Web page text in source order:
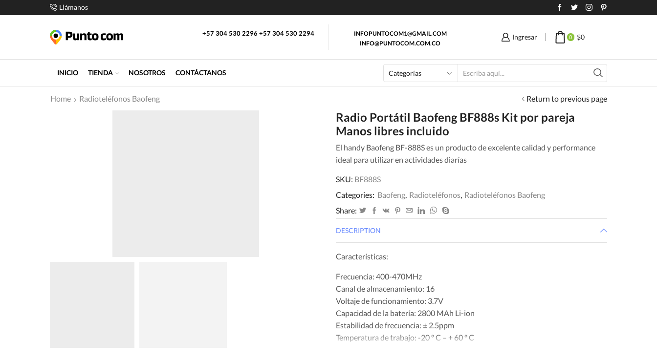
Llámanos
+57 304 530 2296 +57 304 530 2294
INFOPUNTOCOM1@GMAIL.COM
INFO@PUNTOCOM.COM.CO
Ingresar 0 $0
INICIO TIENDA NOSOTROS CONTÁCTANOS
Search
input
Home Radioteléfonos Baofeng Return to previous page
Radio Portátil Baofeng BF888s Kit por pareja
Manos libres incluido
El handy Baofeng BF-888S es un producto de excelente calidad y performance
ideal para utilizar en actividades diarías
SKU: BF888S
Categories: Baofeng, Radioteléfonos, Radioteléfonos Baofeng
Share:
DESCRIPTION
Características:
Frecuencia: 400-470MHz
Canal de almacenamiento: 16
Voltaje de funcionamiento: 3.7V
Capacidad de la batería: 2800 MAh Li-ion
Estabilidad de frecuencia: ± 2.5ppm
Temperatura de trabajo: -20 ° C – + 60 ° C